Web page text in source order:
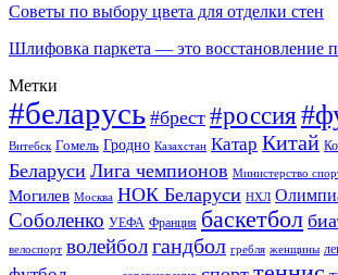
Советы по выбору цвета для отделки стен
Шлифовка паркета — это восстановление
Метки
#беларусь #брест #россия
Витебск Гомель Гродно Казахстан Катар Китай
Беларуси Лига чемпионов Министерство
Могилев Москва НОК Беларуси НХЛ
Соболенко УЕФА Франция баскетбол
велоспорт волейболгандбол гребля женщины